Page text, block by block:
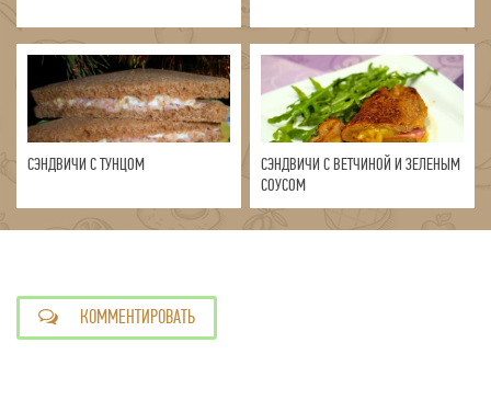
СЭНДВИЧИ С ТУНЦОМ
СЭНДВИЧИ С ВЕТЧИНОЙ И ЗЕЛЕНЫМ
СОУСОМ
КОММЕНТИРОВАТЬ